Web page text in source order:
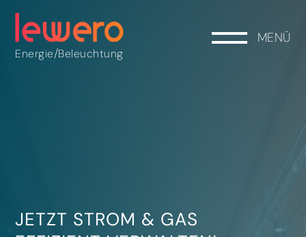
Energie/Beleuchtung
MENÜ
JETZT STROM & GAS